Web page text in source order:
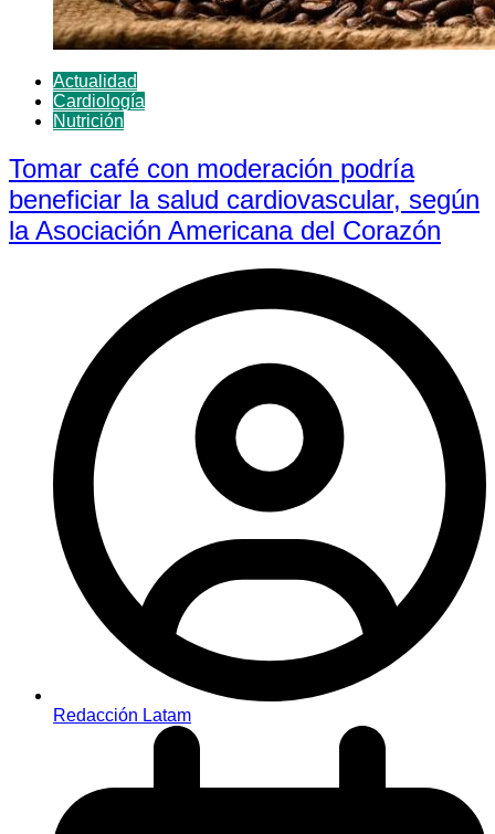
Actualidad
Cardiología
Nutrición
Tomar café con moderación podría
beneficiar la salud cardiovascular, según
la Asociación Americana del Corazón
Redacción Latam